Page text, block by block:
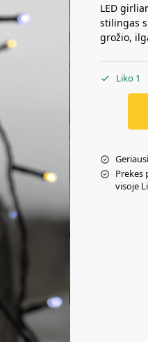
LED
stilingas
grožio,
Liko 1
Prekes
visoje